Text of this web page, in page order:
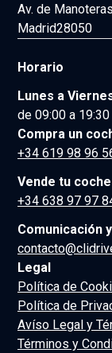
Av. de
Madrid28050
Horario
Lunes a
de 09:00 a 19:30
Compra un
+34 619 98 96
Vende tu coche
+34 638 97 97
Comunicación
Legal
Política de
Política de
Avíso Legal y
Términos y